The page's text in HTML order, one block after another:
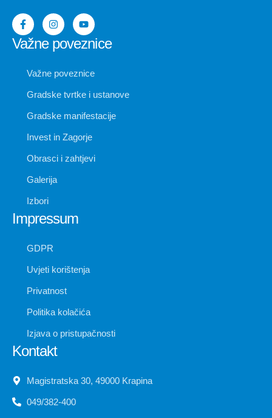
Važne poveznice
Važne poveznice
Gradske tvrtke i ustanove
Gradske manifestacije
Invest in Zagorje
Obrasci i zahtjevi
Galerija
Izbori
Impressum
GDPR
Uvjeti korištenja
Privatnost
Politika kolačića
Izjava o pristupačnosti
Kontakt
Magistratska 30, 49000 Krapina
049/382-400